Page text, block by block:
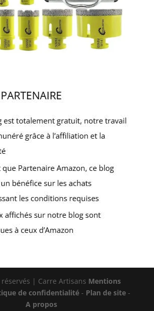
| Carre Artisans Mentions
de confidentialité- Plan de site-
A propos